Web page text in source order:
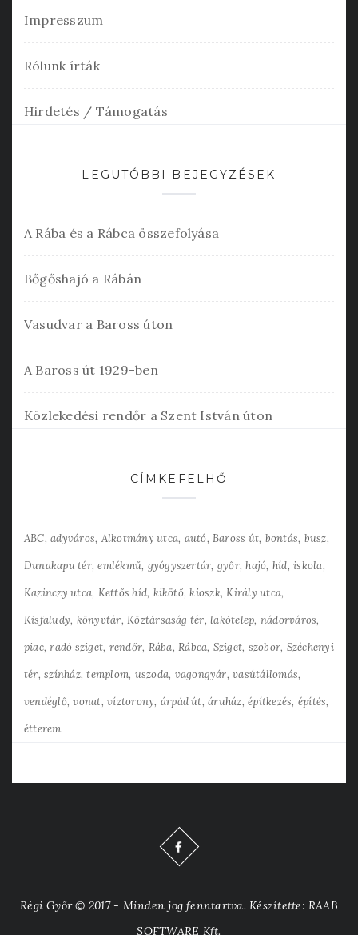
Impresszum
Rólunk írták
Hirdetés / Támogatás
LEGUTÓBBI BEJEGYZÉSEK
A Rába és a Rábca összefolyása
Bőgőshajó a Rábán
Vasudvar a Baross úton
A Baross út 1929-ben
Közlekedési rendőr a Szent István úton
CÍMKEFELHŐ
ABC adyváros Alkotmány utca autó Baross út bontás busz
Dunakapu tér emlékmű gyógyszertár győr hajó híd iskola
Kazinczy utca Kettős híd kikötő kioszk Király utca
Kisfaludy könyvtár Köztársaság tér lakótelep nádorváros
piac radó sziget rendőr Rába Rábca Sziget szobor Széchenyi
tér színház templom uszoda vagongyár vasútállomás
vendéglő vonat víztorony árpád út áruház építkezés építés
étterem
Régi Győr © 2017 - Minden jog fenntartva. Készítette: RAAB
SOFTWARE Kft.